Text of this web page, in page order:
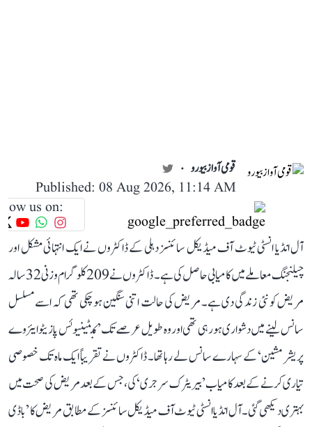
قومی آواز بیورو
Published: 08 Aug 2026, 11:14 AM
us on:
آل انڈیا انسٹی ٹیوٹ آف میڈیکل سائنسز دہلی کے ڈاکٹروں نے ایک انتہائی مشکل اور
چیلنجنگ معاملے میں کامیابی حاصل کی ہے۔ ڈاکٹروں نے 209 کلوگرام وزنی 32 سالہ
مریض کو نئی زندگی دی ہے۔ مریض کی حالت اتنی سنگین ہو چکی تھی کہ اسے مسلسل
سانس لینے میں دشواری ہو رہی تھی اور وہ طویل عرصے تک ’کنٹینیوئس پازیٹو ایئروے
پریشر مشین‘ کے سہارے سانس لے رہا تھا۔ ڈاکٹروں نے تقریباً ایک ماہ تک خصوصی
تیاری کرنے کے بعد کامیاب ’بیریٹرک سرجری‘ کی، جس کے بعد مریض کی صحت میں
بہتری دیکھی گئی۔ آل انڈیا انسٹی ٹیوٹ آف میڈیکل سائنسز کے مطابق مریض کا ’باڈی